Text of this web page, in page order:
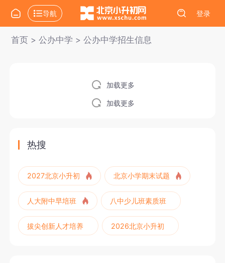
导航 登录
首页> 公办中学 > 公办中学招生信息
加载更多
加载更多
热搜
2027北京小升初 北京小学期末试题
人大附中早培班 八中少儿班素质班
拔尖创新人才培养 2026北京小升初